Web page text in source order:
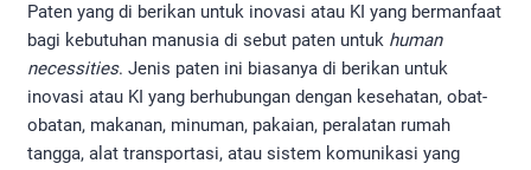
Paten yang di berikan untuk inovasi atau KI yang bermanfaat
bagi kebutuhan manusia di sebut paten untuk human
necessities. Jenis paten ini biasanya di berikan untuk
inovasi atau KI yang berhubungan dengan kesehatan, obat-
obatan, makanan, minuman, pakaian, peralatan rumah
tangga, alat transportasi, atau sistem komunikasi yang